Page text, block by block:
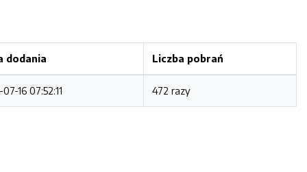
dodania Liczba pobrań
16 07:52:11 472 razy